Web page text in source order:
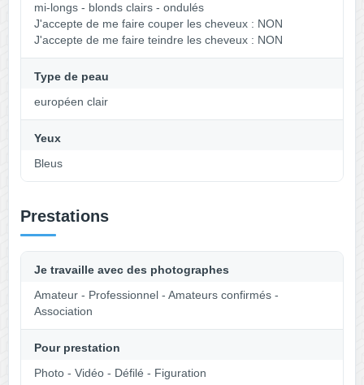
mi-longs - blonds clairs - ondulés
J'accepte de me faire couper les cheveux : NON
J'accepte de me faire teindre les cheveux : NON
Type de peau
européen clair
Yeux
Bleus
Prestations
Je travaille avec des photographes
Amateur - Professionnel - Amateurs confirmés -
Association
Pour prestation
Photo - Vidéo - Défilé - Figuration